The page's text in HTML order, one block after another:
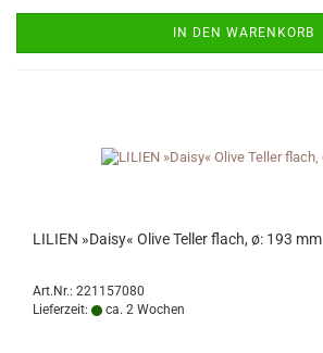
IN DEN WARENKORB
LILIEN »Daisy« Olive Teller flach, ø: 193 mm
Art.Nr.: 221157080
Lieferzeit:
ca. 2 Wochen